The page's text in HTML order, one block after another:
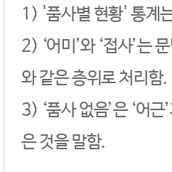
1) '품사별 현황' 통계
2) ‘어미’와 ‘접사’는
와 같은 층위로 처리함.
3) ‘품사 없음’은 ‘어
은 것을 말함.